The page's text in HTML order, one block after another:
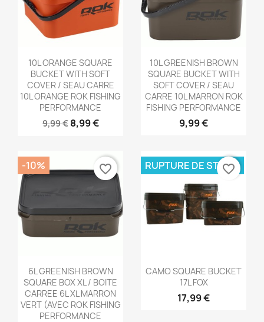
Aperçu rapide
10L ORANGE SQUARE
BUCKET WITH SOFT
COVER / SEAU CARRE
10L ORANGE ROK FISHING
PERFORMANCE
9,99 € 8,99 €
Aperçu rapide
10L GREENISH BROWN
SQUARE BUCKET WITH
SOFT COVER / SEAU
CARRE 10L MARRON ROK
FISHING PERFORMANCE
9,99 €
Aperçu rapide
6L GREENISH BROWN
SQUARE BOX XL / BOITE
CARREE 6L XL MARRON
VERT (AVEC ROK FISHING
PERFORMANCE
-10% favorite_border
Aperçu rapide
CAMO SQUARE BUCKET
17L FOX
17,99 €
RUPTURE DE STOCK
favorite_border